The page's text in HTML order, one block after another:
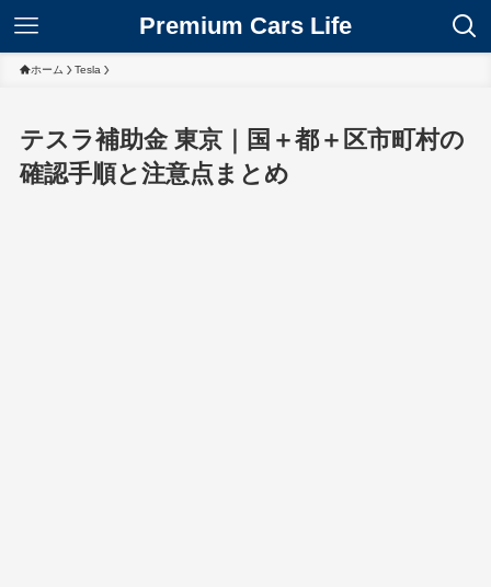
Premium Cars Life
ホーム Tesla
テスラ補助金 東京｜国＋都＋区市町村の
確認手順と注意点まとめ